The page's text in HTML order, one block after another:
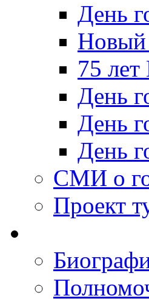
День
Новый
75
День
День
День
СМИ о
Проект